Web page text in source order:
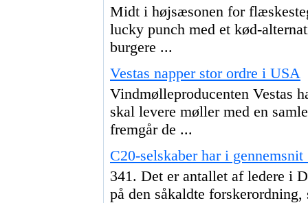
Midt i højsæsonen for
lucky punch med et kød-
burgere ...
Vestas napper stor ordre i USA
Vindmølleproducenten Vestas
skal levere møller med en
fremgår de ...
C20-selskaber har i
341. Det er antallet af ledere i
på den såkaldte